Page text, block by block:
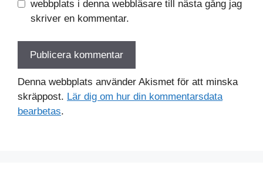
webbplats i denna webbläsare till nästa gång jag
skriver en kommentar.
Denna webbplats använder Akismet för att minska
skräppost. Lär dig om hur din kommentarsdata
bearbetas.